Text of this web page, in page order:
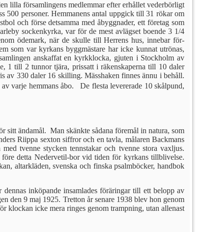
lilla församlingens medlem­mar efter erhållet vederbörligt
500 personer. Hemmanens antal uppgick till 31 rökar om
och förse detsamma med åbyggnader, ett företag som
sockenkyrka, var för de mest avlägset boende 3 1/4
ödemark, när de skulle till Herrens hus, innebar för­
som var kyrkans byggmäs­tare har icke kunnat utrönas,
anskaffat en kyrkklocka, gju­ten i Stockholm av
1 till 2 tunnor tjära, prissatt i räkenskaper­na till 10 daler
av 330 da­ler 16 skilling. Mässhaken finnes ännu i behåll.
varje hemmans åbo. De flesta levererade 10 skålpund,
sitt ändamål. Man skänkte sådana föremål in natura, som
Riippa sexton siffror och en tavla, målaren Backmans
tvenne stycken tennstakar och tvenne stora vaxljus.
före detta Nedervetil-bor vid tiden för kyrkans tillblivelse.
altarkläden, svenska och finska psalm­böcker, handbok
inköpande insamlades föräringar till ett belopp av
den 9 maj 1925. Tretton år senare 1938 blev hon genom
kloc­kan icke mera ringes genom trampning, utan allenast